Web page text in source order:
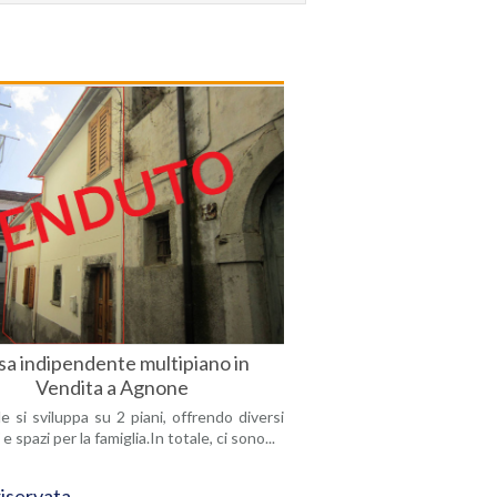
indipendente multipiano in
Vendita a Agnone
si sviluppa su 2 piani, offrendo diversi
spazi per la famiglia.In totale, ci sono...